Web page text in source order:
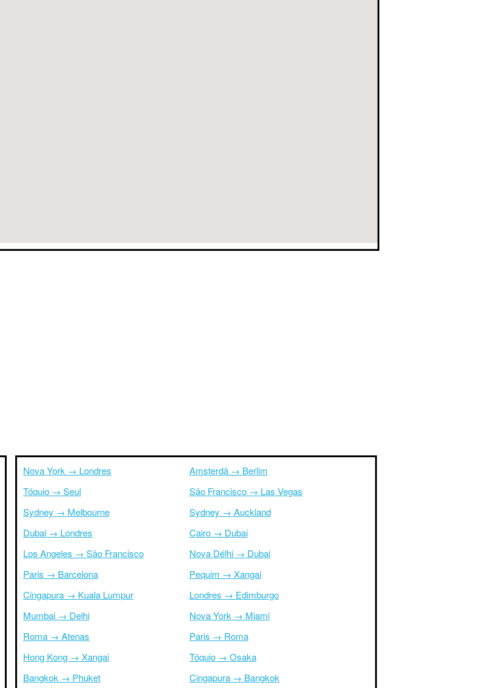
Nova York → Londres
Tóquio → Seul
Sydney → Melbourne
Dubai → Londres
Los Angeles → São Francisco
Paris → Barcelona
Cingapura → Kuala Lumpur
Mumbai → Delhi
Roma → Atenas
Hong Kong → Xangai
Bangkok → Phuket
Amsterdã → Berlim
São Francisco → Las Vegas
Sydney → Auckland
Cairo → Dubai
Nova Délhi → Dubai
Pequim → Xangai
Londres → Edimburgo
Nova York → Miami
Paris → Roma
Tóquio → Osaka
Cingapura → Bangkok